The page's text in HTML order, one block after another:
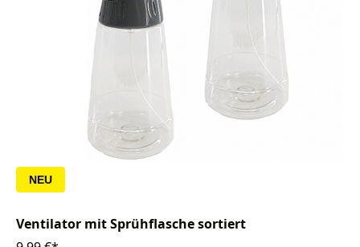
NEU
Ventilator mit Sprühflasche sortiert